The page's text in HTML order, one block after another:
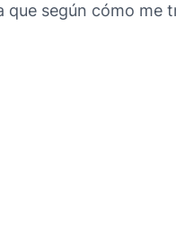
según cómo me